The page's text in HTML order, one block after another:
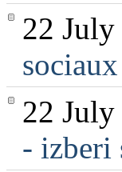
22 July
22 July
- izberi